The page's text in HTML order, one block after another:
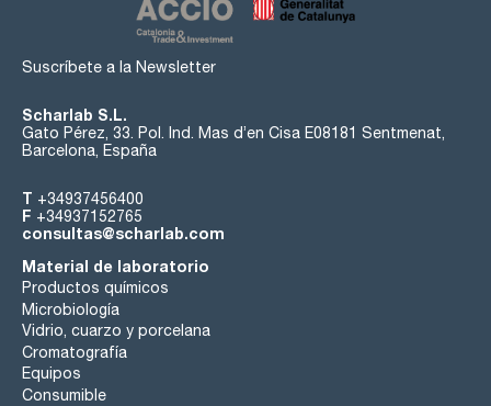
Suscríbete a la Newsletter
Scharlab S.L.
Gato Pérez, 33. Pol. Ind. Mas d’en Cisa E08181 Sentmenat,
Barcelona, España
T +34937456400
F +34937152765
consultas@scharlab.com
Material de laboratorio
Productos químicos
Microbiología
Vidrio, cuarzo y porcelana
Cromatografía
Equipos
Consumible